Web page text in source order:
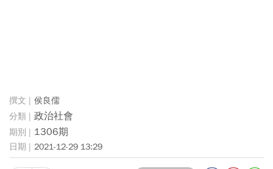
侯良儒
政治社會
1306期
2021-12-29 13:29